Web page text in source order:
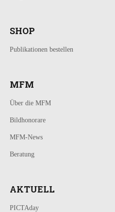
SHOP
Publikationen bestellen
MFM
Über die MFM
Bildhonorare
MFM-News
Beratung
AKTUELL
PICTAday